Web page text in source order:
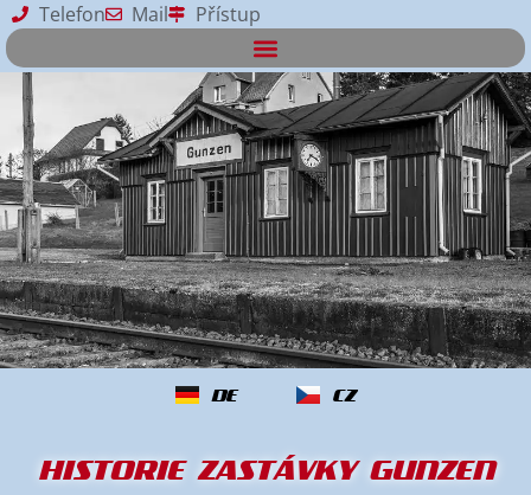
Telefon Mail Přístup
DE CZ
HISTORIE ZASTÁVKY GUNZEN